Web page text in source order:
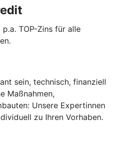
TOP-Zins für alle
sein, technisch, finanziell
Maßnahmen,
Unsere Expertinnen
zu Ihren Vorhaben.